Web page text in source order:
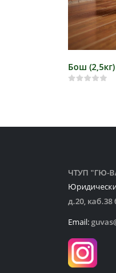
ЧТУП "ГЮ-
д.20, каб.38
Email: